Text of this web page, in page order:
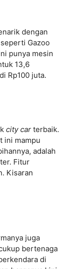
dengan
Gazoo
punya mesin
13,6
Rp100 juta.
city car terbaik.
ini mampu
adalah
Fitur
Kisaran
juga
bertenaga
di